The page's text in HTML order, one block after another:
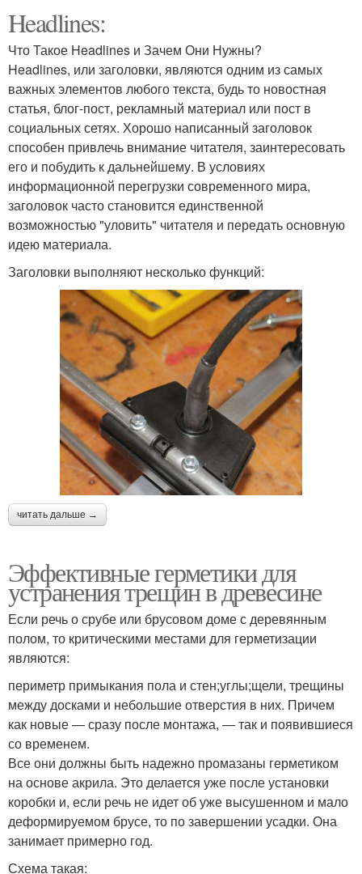
Headlines:
Что Такое Headlines и Зачем Они Нужны?
Headlines, или заголовки, являются одним из самых
важных элементов любого текста, будь то новостная
статья, блог-пост, рекламный материал или пост в
социальных сетях. Хорошо написанный заголовок
способен привлечь внимание читателя, заинтересовать
его и побудить к дальнейшему. В условиях
информационной перегрузки современного мира,
заголовок часто становится единственной
возможностью "уловить" читателя и передать основную
идею материала.
Заголовки выполняют несколько функций:
читать дальше →
Эффективные герметики для
устранения трещин в древесине
Если речь о срубе или брусовом доме с деревянным
полом, то критическими местами для герметизации
являются:
периметр примыкания пола и стен;углы;щели, трещины
между досками и небольшие отверстия в них. Причем
как новые — сразу после монтажа, — так и появившиеся
со временем.
Все они должны быть надежно промазаны герметиком
на основе акрила. Это делается уже после установки
коробки и, если речь не идет об уже высушенном и мало
деформируемом брусе, то по завершении усадки. Она
занимает примерно год.
Схема такая: